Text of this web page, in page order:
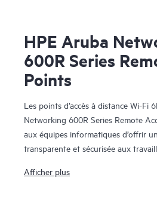
HPE Aruba
600R Series
Points
Les points d’accès à distance Wi-Fi
Networking 600R Series Remote
aux équipes informatiques d’offrir
transparente et sécurisée aux
un débit de données agrégé
Afficher plus